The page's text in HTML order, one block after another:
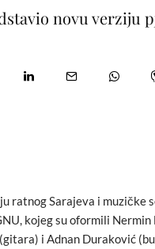
novu verziju
ratnog Sarajeva i muzičke
kojeg su oformili Nermin
i Adnan Duraković